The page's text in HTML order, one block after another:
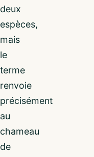
deux
espèces,
mais
le
terme
renvoie
précisément
au
chameau
de